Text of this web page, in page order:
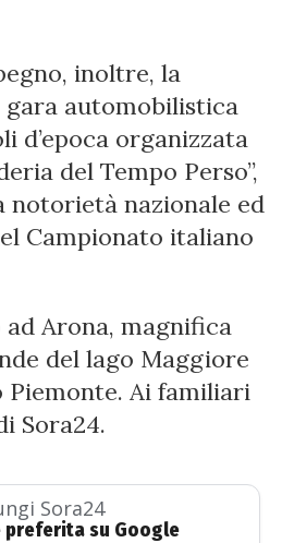
inoltre, la
gara automobilistica
d’epoca organizzata
del Tempo Perso”,
notorietà nazionale ed
Campionato italiano
Arona, magnifica
del lago Maggiore
Piemonte. Ai familiari
Sora24.
Sora24
preferita su Google